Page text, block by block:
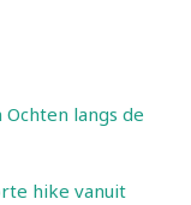
langs de
hike vanuit